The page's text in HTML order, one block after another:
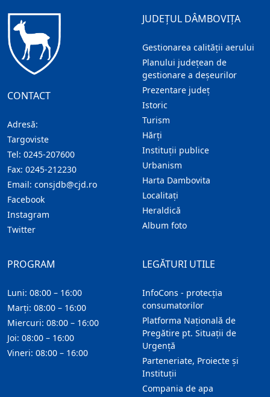
CONTACT
Adresă:
Targoviste
Tel: 0245-207600
Fax: 0245-212230
Email: consjdb@cjd.ro
Facebook
Instagram
Twitter
JUDEȚUL DÂMBOVIȚA
Gestionarea calității aerului
Planului județean de
gestionare a deșeurilor
Prezentare judeţ
Istoric
Turism
Hărţi
Instituţii publice
Urbanism
Harta Dambovita
Localitaţi
Heraldică
Album foto
LEGĂTURI UTILE
InfoCons - protecția
consumatorilor
Platforma Națională de
Pregătire pt. Situații de
Urgență
Parteneriate, Proiecte și
Instituții
Compania de apa
PROGRAM
Luni: 08:00 – 16:00
Marți: 08:00 – 16:00
Miercuri: 08:00 – 16:00
Joi: 08:00 – 16:00
Vineri: 08:00 – 16:00